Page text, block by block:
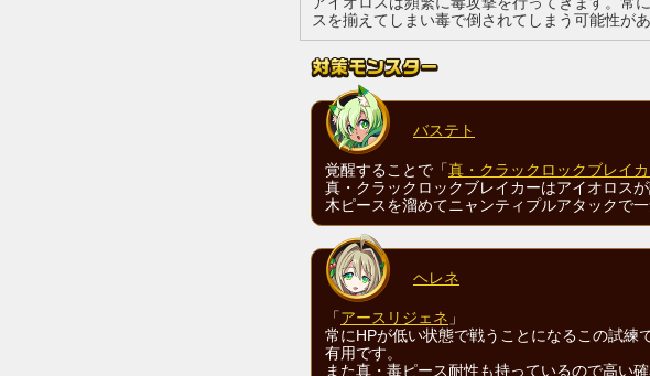
スを揃えてしまい毒で倒されてしまう可能性が
バステト
覚醒することで「真・クラックロックブレイ
真・クラックロックブレイカーはアイオロス
木ピースを溜めてニャンティプルアタックで
ヘレネ
「アースリジェネ 」
常にHPが低い状態で戦うことになるこの試練
有用です。
また真・毒ピース耐性も持っているので高い